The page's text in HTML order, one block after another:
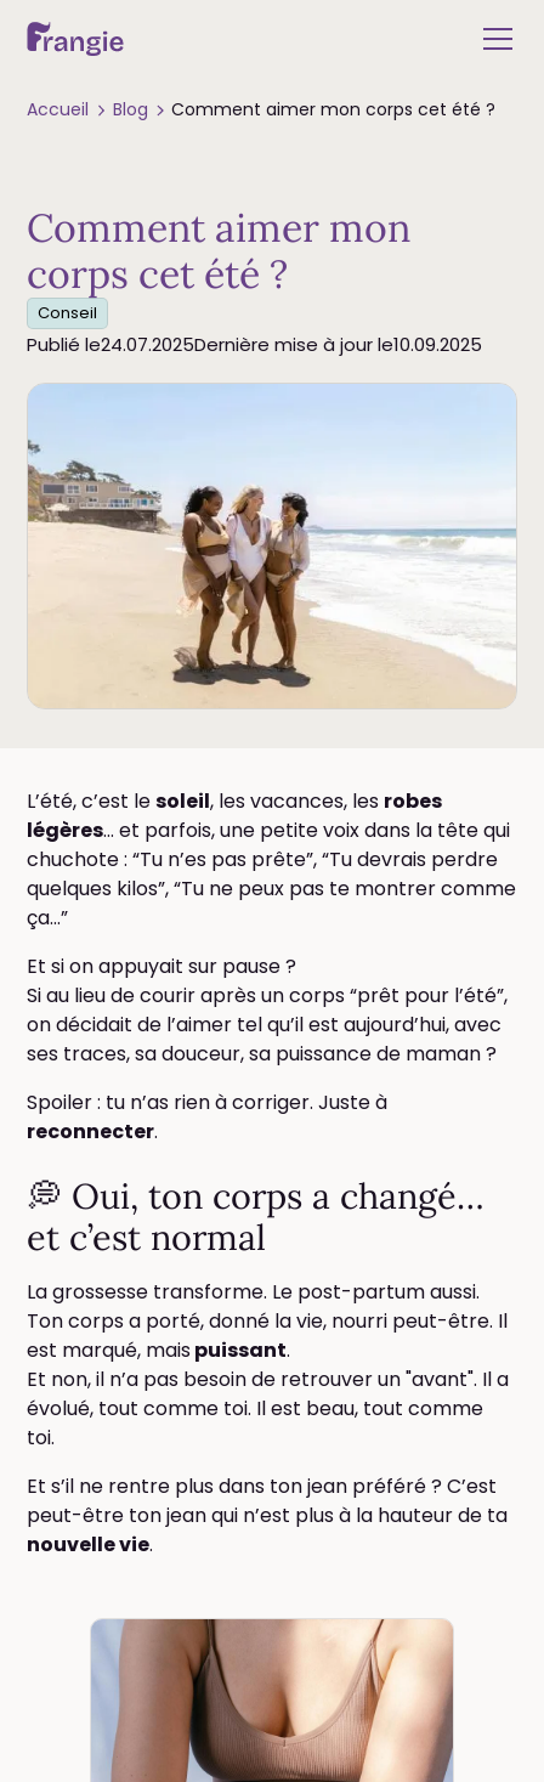
Accueil Blog Comment aimer mon corps cet été ?
Comment aimer mon
corps cet été ?
Conseil
Publié le24.07.2025Dernière mise à jour le10.09.2025
L’été, c’est lesoleil, les vacances, les robes
légères… et parfois, une petite voix dans la tête qui
chuchote : “Tu n’es pas prête”, “Tu devrais perdre
quelques kilos”, “Tu ne peux pas te montrer comme
ça…”
Et si on appuyait sur pause ?
Si au lieu de courir après un corps “prêt pour l’été”,
on décidait de l’aimer tel qu’il est aujourd’hui, avec
ses traces, sa douceur, sa puissance de maman ?
Spoiler : tu n’as rien à corriger. Juste à
reconnecter.
💭 Oui, ton corps a changé…
et c’est normal
La grossesse transforme. Le post-partum aussi.
Ton corps a porté, donné la vie, nourri peut-être. Il
est marqué, maispuissant.
Et non, il n’a pas besoin de retrouver un "avant". Il a
évolué, tout comme toi. Il est beau, tout comme
toi.
Et s’il ne rentre plus dans ton jean préféré ? C’est
peut-être ton jean qui n’est plus à la hauteur de ta
nouvelle vie.